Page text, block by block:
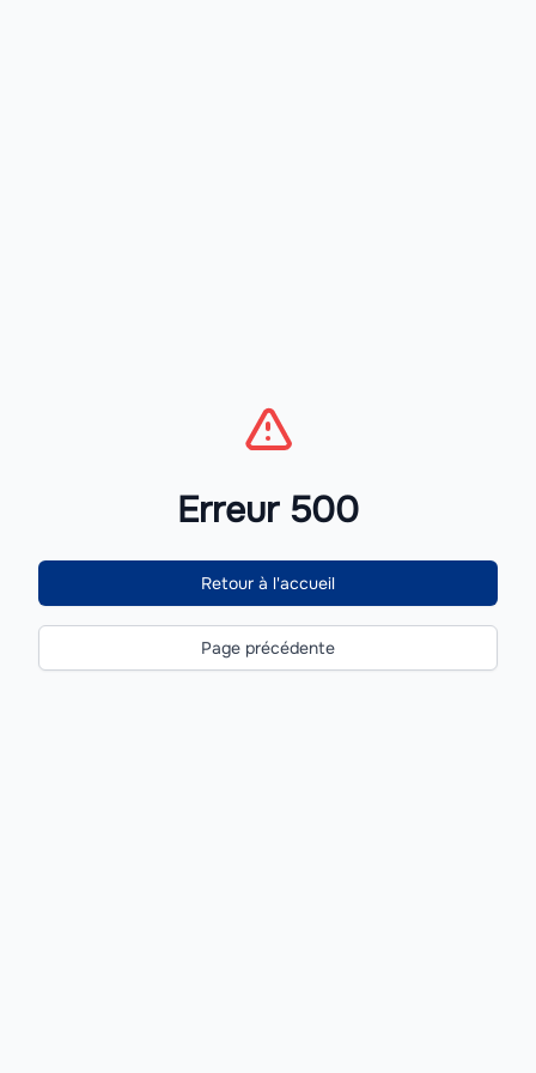
Erreur 500
Retour à l'accueil
Page précédente